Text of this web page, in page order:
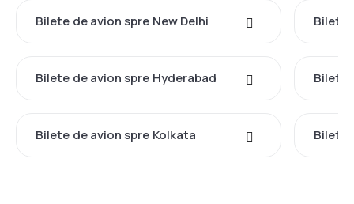
Bilete de avion spre New Delhi Bilete
Bilete de avion spre Hyderabad Bilete
Bilete de avion spre Kolkata Bilete